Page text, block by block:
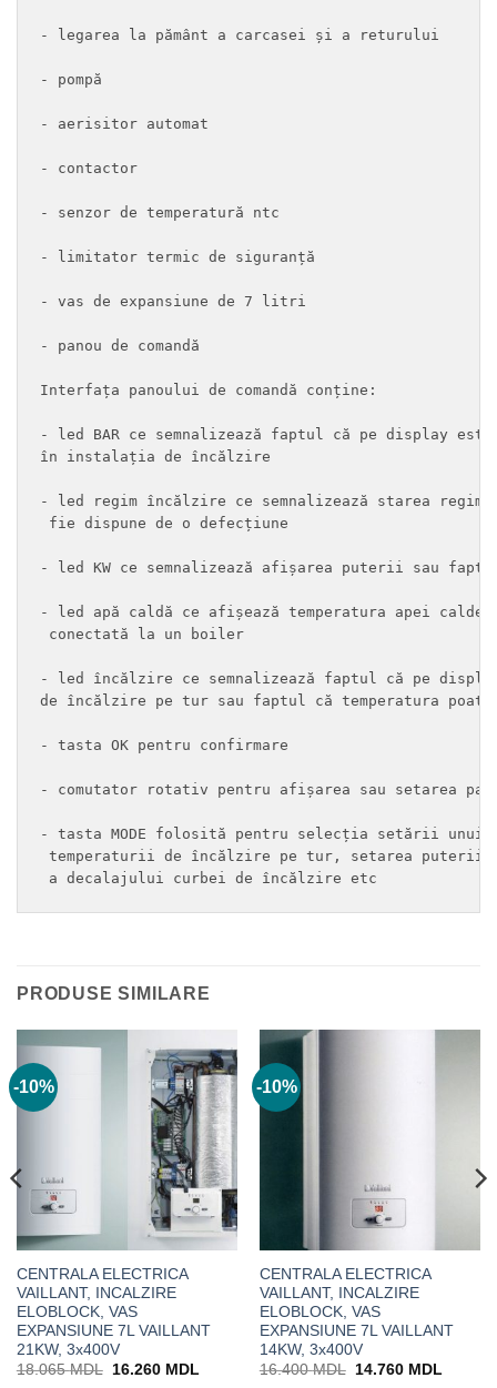
- legarea la pământ a carcasei și a returului
- pompă
- aerisitor automat
- contactor
- senzor de temperatură ntc
- limitator termic de siguranță
- vas de expansiune de 7 litri
- panou de comandă
Interfața panoului de comandă conține:
- led BAR ce semnalizează faptul că pe display
în instalația de încălzire
- led regim încălzire ce semnalizează starea
fie dispune de o defecțiune
- led KW ce semnalizează afișarea puterii sau
- led apă caldă ce afișează temperatura apei calde
conectată la un boiler
- led încălzire ce semnalizează faptul că pe
de încălzire pe tur sau faptul că temperatura
- tasta OK pentru confirmare
- comutator rotativ pentru afișarea sau setarea
- tasta MODE folosită pentru selecția setării unui
temperaturii de încălzire pe tur, setarea
a decalajului curbei de încălzire etc
PRODUSE SIMILARE
-10%
CENTRALA ELECTRICA
VAILLANT, INCALZIRE
ELOBLOCK, VAS
EXPANSIUNE 7L VAILLANT
21KW, 3x400V
18.065MDL
Prețul
16.260 MDL
-10%
CENTRALA ELECTRICA
VAILLANT, INCALZIRE
ELOBLOCK, VAS
EXPANSIUNE 7L VAILLANT
14KW, 3x400V
16.400MDL
Prețul
14.760 MDL